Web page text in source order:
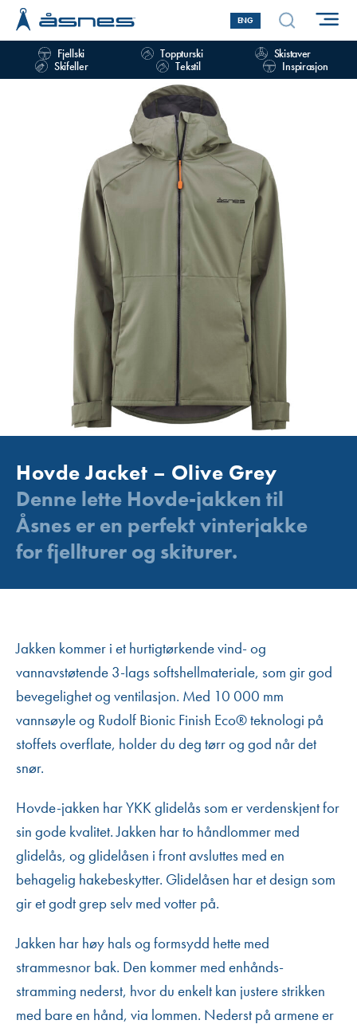
ENG
Fjellski Toppturski
Skistaver
Skifeller
Tekstil Inspirasjon
Hovde Jacket – Olive Grey
Denne lette Hovde-jakken til
Åsnes er en perfekt vinterjakke
for fjellturer og skiturer.
Jakken kommer i et hurtigtørkende vind- og
vannavstøtende 3-lags softshellmateriale, som gir god
bevegelighet og ventilasjon. Med 10 000 mm
vannsøyle og Rudolf Bionic Finish Eco® teknologi på
stoffets overflate, holder du deg tørr og god når det
snør.
Hovde-jakken har YKK glidelås som er verdenskjent for
sin gode kvalitet. Jakken har to håndlommer med
glidelås, og glidelåsen i front avsluttes med en
behagelig hakebeskytter. Glidelåsen har et design som
gir et godt grep selv med votter på.
Jakken har høy hals og formsydd hette med
strammesnor bak. Den kommer med enhånds-
stramming nederst, hvor du enkelt kan justere strikken
med bare en hånd, via lommen. Nederst på armene er